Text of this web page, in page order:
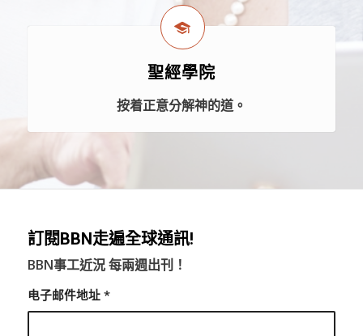
聖經學院
按着正意分解神的道。
訂閱BBN走遍全球通訊!
BBN事工近況 每兩週出刊！
电子邮件地址 *